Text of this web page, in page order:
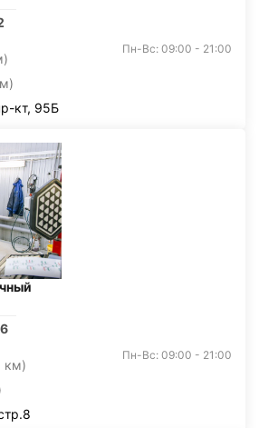
Пн-Вс: 09:00 - 21:00
кт, 95Б
км)
Пн-Вс: 09:00 - 21:00